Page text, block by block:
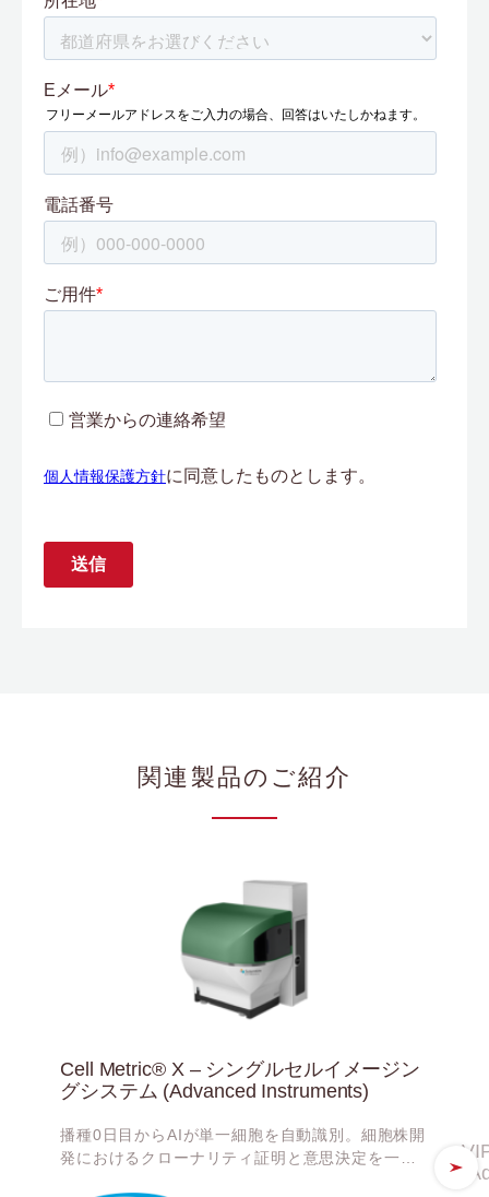
関連製品のご紹介
Cell Metric® X – シングルセルイメージン
グシステム (Advanced Instruments)
播種0日目からAIが単一細胞を自動識別。細胞株開
発におけるクローナリティ証明と意思決定を一気